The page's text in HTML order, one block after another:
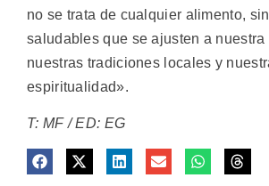
no se trata de cualquier alimento,
saludables que se ajusten a nuestra
nuestras tradiciones locales y
espiritualidad».
T: MF / ED: EG